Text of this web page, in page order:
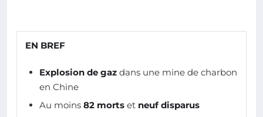
EN BREF
Explosion de gaz dans une mine de charbon
en Chine
Au moins 82 morts et neuf disparus